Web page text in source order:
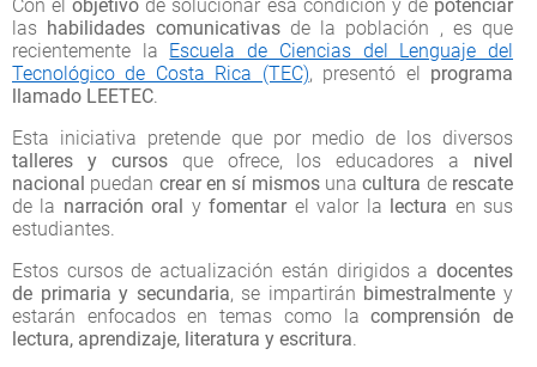
Con elobjetivo de solucionar esa condición y de potenciar
las habilidades comunicativasde la población , es que
recientemente la Escuela de Ciencias del Lenguaje del
Tecnológico de Costa Rica (TEC), presentó el programa
llamado LEETEC.
Esta iniciativa pretende que por medio de los diversos
talleres y cursosque ofrece, los educadores a nivel
nacional puedan crear en sí mismosunacultura de rescate
de la narración oral yfomentarel valor la lectura en sus
estudiantes.
Estos cursos de actualización están dirigidos a docentes
de primaria y secundaria, se impartirán bimestralmente y
estarán enfocados en temas como lacomprensión de
lectura, aprendizaje, literatura y escritura.